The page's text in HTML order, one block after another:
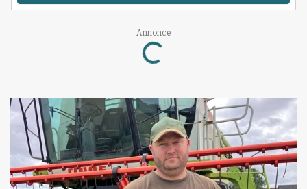
Annonce
Loading...